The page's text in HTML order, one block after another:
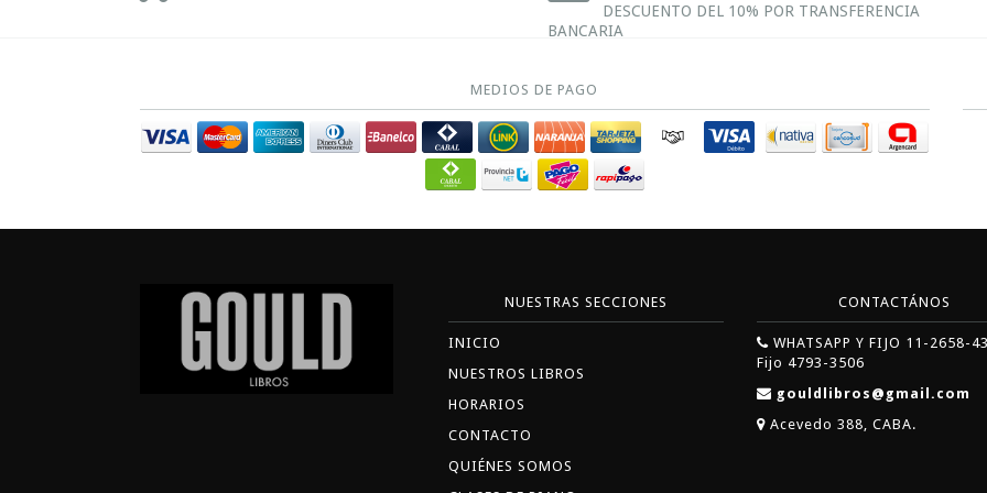
DESCUENTO DEL 10% POR TRANSFERENCIA
BANCARIA
MEDIOS DE PAGO
NUESTRAS SECCIONES
INICIO
NUESTROS LIBROS
HORARIOS
CONTACTO
QUIÉNES SOMOS
CONTACTÁNOS
WHATSAPP Y FIJO 11-2658-
Fijo 4793-3506
gouldlibros@gmail.com
Acevedo 388, CABA.